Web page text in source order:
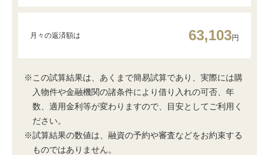
月々の返済額は 63,103円
※この試算結果は、あくまで簡易試算であり、実際には購
入物件や金融機関の諸条件により借り入れの可否、年
数、適用金利等が変わりますので、目安としてご利用く
ださい。
※試算結果の数値は、融資の予約や審査などをお約束する
ものではありません。